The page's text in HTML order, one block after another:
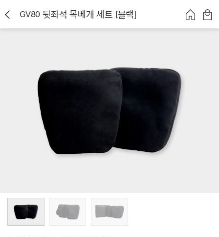
GV80 뒷좌석 목베개 세트 [블랙]